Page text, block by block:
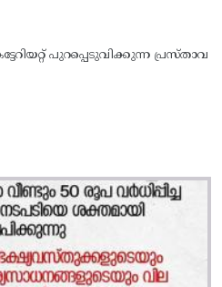
പുറപ്പെടുവിക്കുന്ന പ്രസ്‌താവ